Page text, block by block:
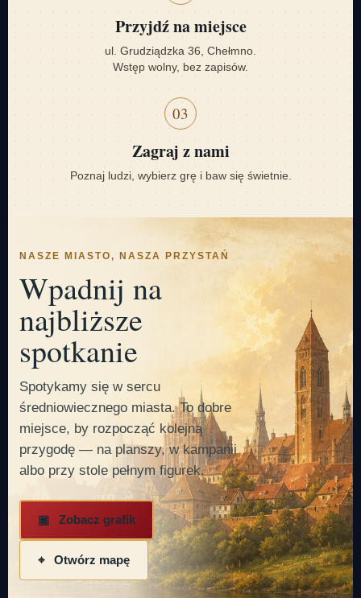
Przyjdź na miejsce
ul. Grudziądzka 36, Chełmno.
Wstęp wolny, bez zapisów.
03
Zagraj z nami
Poznaj ludzi, wybierz grę i baw się świetnie.
NASZE MIASTO, NASZA PRZYSTAŃ
Wpadnij na
najbliższe
spotkanie
Spotykamy się w sercu
średniowiecznego miasta. To dobre
miejsce, by rozpocząć kolejną
przygodę — na planszy, w kampanii
albo przy stole pełnym figurek.
▣ Zobacz grafik
⌖ Otwórz mapę